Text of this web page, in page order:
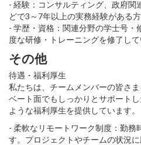
- 経験：コンサルティング、政府関
どで3～7年以上の実務経験がある方
- 学歴・資格：関連分野の学士号・
度な研修・トレーニングを修了し
その他
待遇・福利厚生
私たちは、チームメンバーの皆さ
ベート面でもしっかりとサポート
ような福利厚生を提供しています。
- 柔軟なリモートワーク制度：勤務
す。プロジェクトやチームの状況